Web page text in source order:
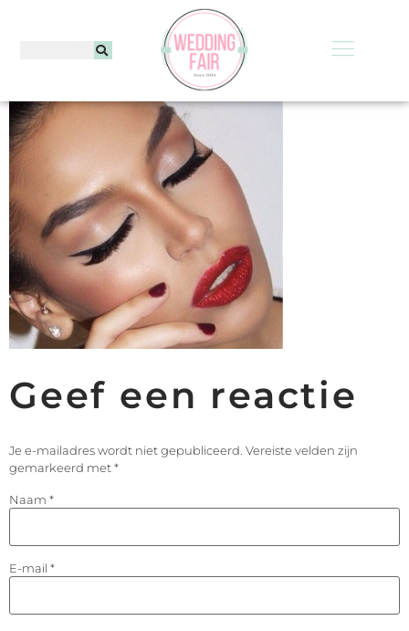
Geef een reactie
Je e-mailadres wordt niet gepubliceerd. Vereiste velden zijn
gemarkeerd met*
Naam *
E-mail *